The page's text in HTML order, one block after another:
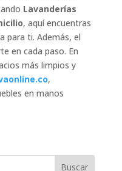
Lavanderías
, aquí encuentras
para ti. Además, el
en cada paso. En
más limpios y
,
en manos